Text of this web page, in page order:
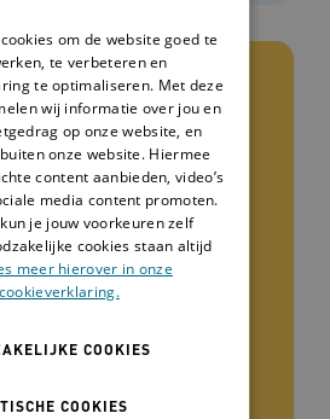
Verzorgenden,
om de website goed te
te verbeteren en
te optimaliseren. Met deze
wij informatie over jou en
op onze website, en
onze website. Hiermee
content aanbieden, video’s
media content promoten.
je jouw voorkeuren zelf
cookies staan altijd
meer hierover in onze
cookieverklaring.
COOKIES
COOKIES